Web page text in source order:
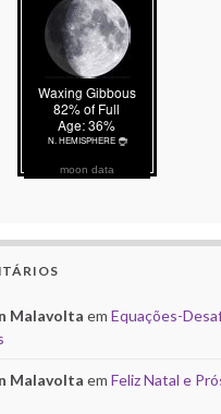
moon data
Malavolta em Equações-
Malavolta em Feliz Natal e